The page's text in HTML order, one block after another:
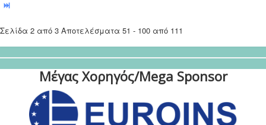
Σελίδα 2 από 3 Αποτελέσματα 51 - 100 από 111
Μέγας Χορηγός/Mega Sponsor